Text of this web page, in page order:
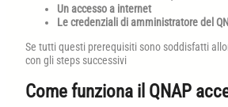
Un accesso a internet
Le credenziali di amministratore del
Se tutti questi prerequisiti sono soddisfatti
con gli steps successivi
Come funziona il QNAP